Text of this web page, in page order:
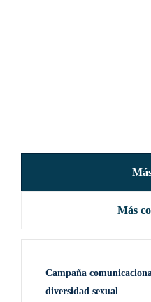
Más
Campaña
diversidad sexual